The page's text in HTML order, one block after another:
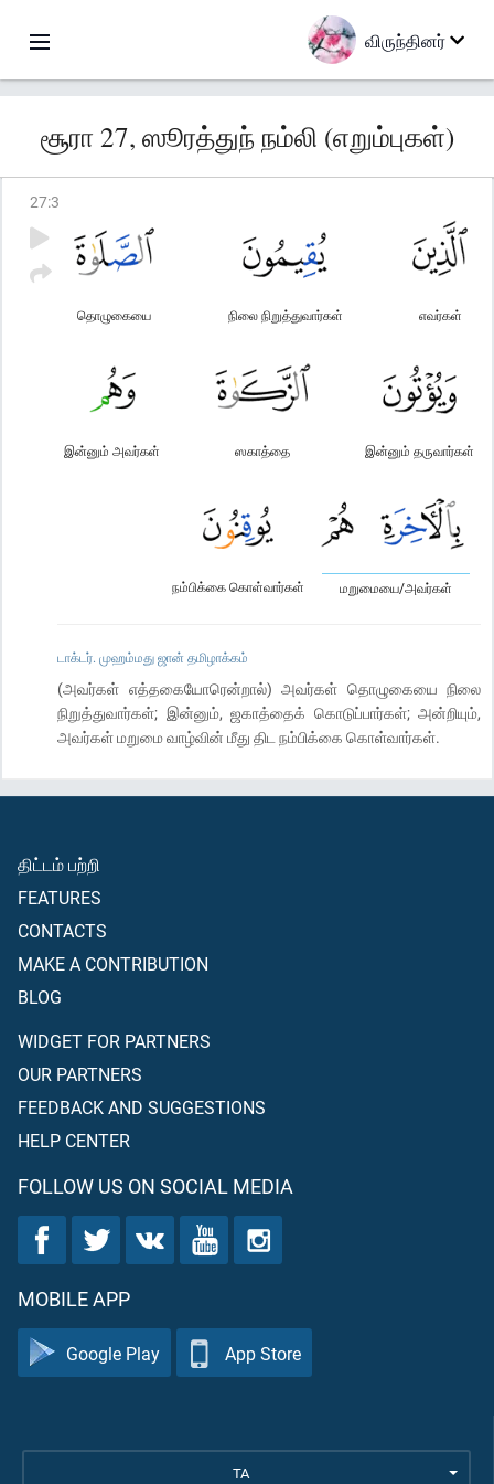
விருந்தினர்
சூரா 27, ஸூரத்துந் நம்லி (எறும்புகள்)
27:3
எவர்கள்
நிலை நிறுத்துவார்கள்
தொழுகையை
இன்னும் தருவார்கள்
ஸகாத்தை
இன்னும் அவர்கள்
மறுமையை/அவர்கள்
நம்பிக்கை கொள்வார்கள்
டாக்டர். முஹம்மது ஜான் தமிழாக்கம்
(அவர்கள் எத்தகையோரென்றால்) அவர்கள் தொழுகையை நிலை
நிறுத்துவார்கள்; இன்னும், ஜகாத்தைக் கொடுப்பார்கள்; அன்றியும்,
அவர்கள் மறுமை வாழ்வின் மீது திட நம்பிக்கை கொள்வார்கள்.
திட்டம் பற்றி
FEATURES
CONTACTS
MAKE A CONTRIBUTION
BLOG
WIDGET FOR PARTNERS
OUR PARTNERS
FEEDBACK AND SUGGESTIONS
HELP CENTER
FOLLOW US ON SOCIAL MEDIA
MOBILE APP
Google Play App Store
TA